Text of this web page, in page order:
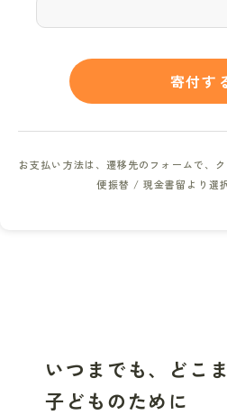
寄付す
お支払い方法は、遷移先のフォームで、
便振替 / 現金書留より選
いつまでも、どこま
子どものために